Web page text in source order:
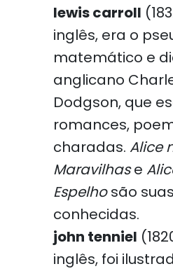
lewis carroll
inglês, era o
matemático e
anglicano
Dodgson, que
romances,
charadas. Alice
Maravilhase
Espelhosão
conhecidas.
john tenniel
inglês, foi